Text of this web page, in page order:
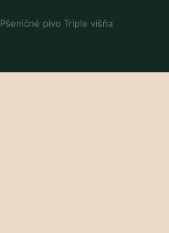
Pšeničné pivo Triple višňa